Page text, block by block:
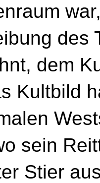
des
dem
Kultbild
sein
Stier